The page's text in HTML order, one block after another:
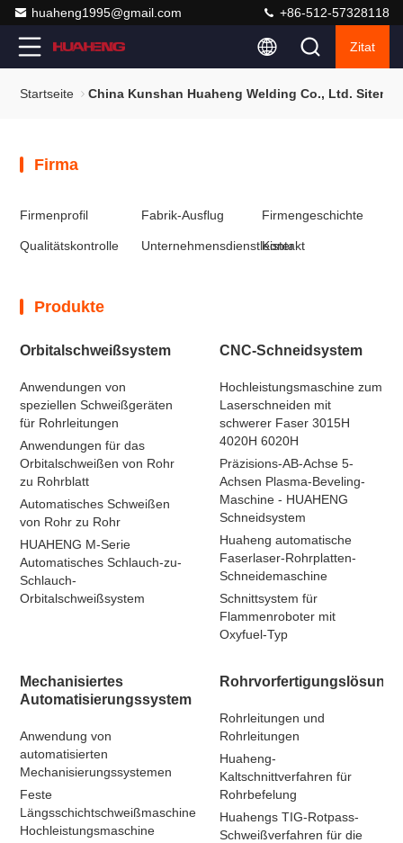
huaheng1995@gmail.com +86-512-57328118
Zitat
Startseite China Kunshan Huaheng Welding Co., Ltd.
Firma
Firmenprofil Fabrik-Ausflug Firmengeschichte
Qualitätskontrolle Unternehmensdienstleister
Kontakt
Produkte
Orbitalschweißsystem
Anwendungen von
speziellen Schweißgeräten
für Rohrleitungen
Anwendungen für das
Orbitalschweißen von Rohr
zu Rohrblatt
Automatisches Schweißen
von Rohr zu Rohr
HUAHENG M-Serie
Automatisches Schlauch-zu-
Schlauch-
Orbitalschweißsystem
CNC-Schneidsystem
Hochleistungsmaschine zum
Laserschneiden mit
schwerer Faser 3015H
4020H 6020H
Präzisions-AB-Achse 5-
Achsen Plasma-Beveling-
Maschine - HUAHENG
Schneidsystem
Huaheng automatische
Faserlaser-Rohrplatten-
Schneidemaschine
Schnittsystem für
Flammenroboter mit
Oxyfuel-Typ
Mechanisiertes
Automatisierungssystem
Anwendung von
automatisierten
Mechanisierungssystemen
Feste
Längsschichtschweißmaschine
Hochleistungsmaschine
Rohrvorfertigungslösung
Rohrleitungen und
Rohrleitungen
Huaheng-
Kaltschnittverfahren für
Rohrbefelung
Huahengs TIG-Rotpass-
Schweißverfahren für die